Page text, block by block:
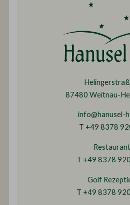
87480 Weitnau-
info@hanusel-
T +49 8378
Restaurant
T +49 8378
Golf
T +49 8378